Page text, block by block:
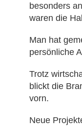
besonders
waren die
Man hat
persönliche
Trotz
blickt die
vorn.
Neue